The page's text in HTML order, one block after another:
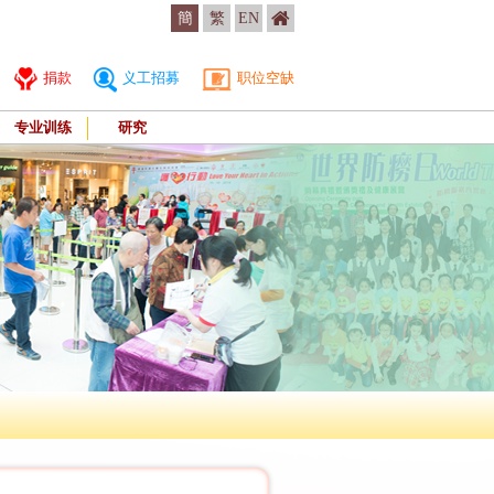
簡 繁 EN
捐款 义工招募 职位空缺
专业训练 研究